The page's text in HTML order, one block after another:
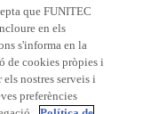
que FUNITEC
en els
s'informa en la
de cookies pròpies i
nostres serveis i
preferències